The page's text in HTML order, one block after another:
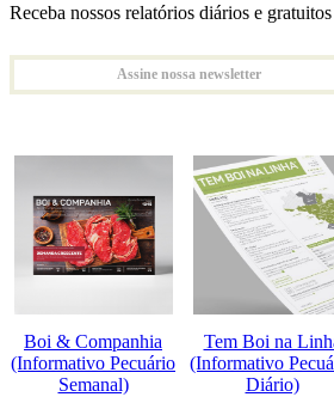
Receba nossos relatórios diários e gratuitos
Assine nossa newsletter
Boi & Companhia
(Informativo Pecuário
Semanal)
Tem Boi na
(Informativo
Diário)